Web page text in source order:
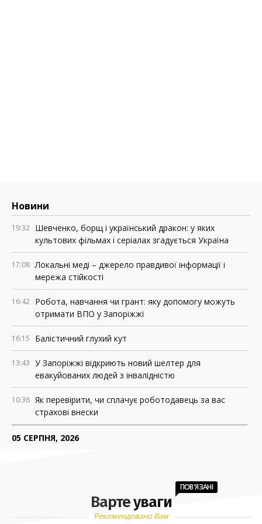
Новини
19:32 Шевченко, борщ і український дракон: у яких
культових фільмах і серіалах згадується Україна
17:08 Локальні меді – джерело правдивої інформації і
мережа стійкості
16:42 Робота, навчання чи грант: яку допомогу можуть
отримати ВПО у Запоріжжі
16:15 Балістичний глухий кут
13:43 У Запоріжжі відкриють новий шелтер для
евакуйованих людей з інвалідністю
10:36 Як перевірити, чи сплачує роботодавець за вас
страхові внески
05 СЕРПНЯ, 2026
У Запоріжжі оголошуватимуть евакуацію з окремих
локацій, якщо буде загроза удару
Варте уваги
ПОВ'ЯЗАНІ
Рекомендовано Вам